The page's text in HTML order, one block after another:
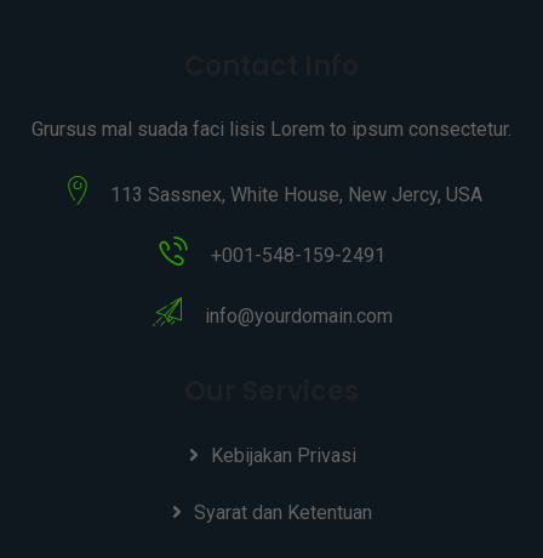
Grursus mal suada faci lisis Lorem to ipsum consectetur.
113 Sassnex, White House, New Jercy, USA
+001-548-159-2491
info@yourdomain.com
Kebijakan Privasi
Syarat dan Ketentuan